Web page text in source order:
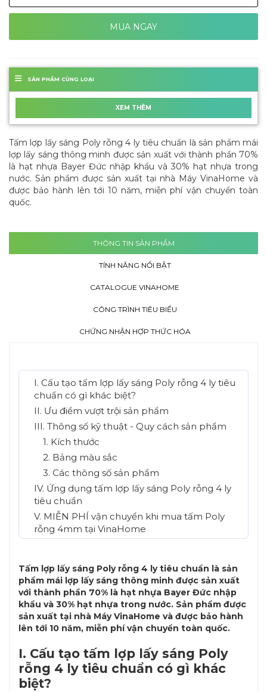
MUA NGAY
SẢN PHẨM CÙNG LOẠI
XEM THÊM
Tấm lợp lấy sáng Poly rỗng 4 ly tiêu chuẩn là sản phẩm mái
lợp lấy sáng thông minh được sản xuất với thành phần 70%
là hạt nhựa Bayer Đức nhập khẩu và 30% hạt nhựa trong
nước. Sản phẩm được sản xuất tại nhà Máy VinaHome và
được bảo hành lên tới 10 năm, miễn phí vận chuyển toàn
quốc.
THÔNG TIN SẢN PHẨM
TÍNH NĂNG NỔI BẬT
CATALOGUE VINAHOME
CÔNG TRÌNH TIÊU BIỂU
CHỨNG NHẬN HỢP THỨC HÓA
I. Cấu tạo tấm lợp lấy sáng Poly rỗng 4 ly tiêu
chuẩn có gì khác biệt?
II. Ưu điểm vượt trội sản phẩm
III. Thông số kỹ thuật - Quy cách sản phẩm
1. Kích thước
2. Bảng màu sắc
3. Các thông số sản phẩm
IV. Ứng dụng tấm lợp lấy sáng Poly rỗng 4 ly
tiêu chuẩn
V. MIỄN PHÍ vận chuyển khi mua tấm Poly
rỗng 4mm tại VinaHome
Tấm lợp lấy sáng Poly rỗng 4 ly tiêu chuẩn là sản
phẩm mái lợp lấy sáng thông minh được sản xuất
với thành phần 70% là hạt nhựa Bayer Đức nhập
khẩu và 30% hạt nhựa trong nước. Sản phẩm được
sản xuất tại nhà Máy VinaHome và được bảo hành
lên tới 10 năm, miễn phí vận chuyển toàn quốc.
I. Cấu tạo tấm lợp lấy sáng Poly
rỗng 4 ly tiêu chuẩn có gì khác
biệt?